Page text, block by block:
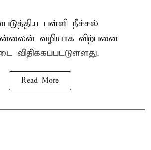
பள்ளி நீச்சல்
வழியாக விற்பனை
விதிக்கப்பட்டுள்ளது.
Read More